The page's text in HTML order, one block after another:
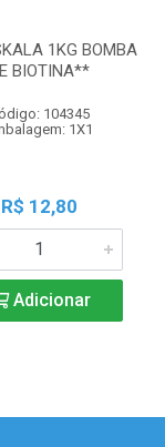
1KG BOMBA
BIOTINA**
104345
1X1
R$ 12,80
Adicionar